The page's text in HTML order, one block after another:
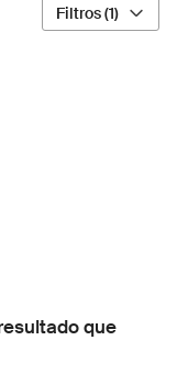
Filtros (1)
que